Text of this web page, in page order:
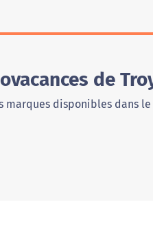
de
marques disponibles dans le